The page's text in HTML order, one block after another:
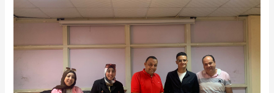
بورسعيد
تنظم
مسابقة
“أمير